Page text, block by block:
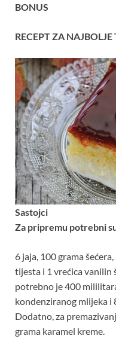
BONUS
RECEPT ZA NAJBOLJE
Sastojci
Za pripremu potrebni
6 jaja, 100 grama
tijesta i 1 vrećica vanilin
potrebno je 400
kondenziranog mlijeka
Dodatno, za
grama karamel kreme.